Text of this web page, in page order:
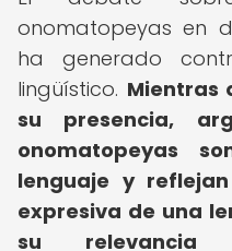
onomatopeyas en
ha generado
lingüístico. Mientras
su presencia,
onomatopeyas
lenguaje y
expresiva de una
su relevancia